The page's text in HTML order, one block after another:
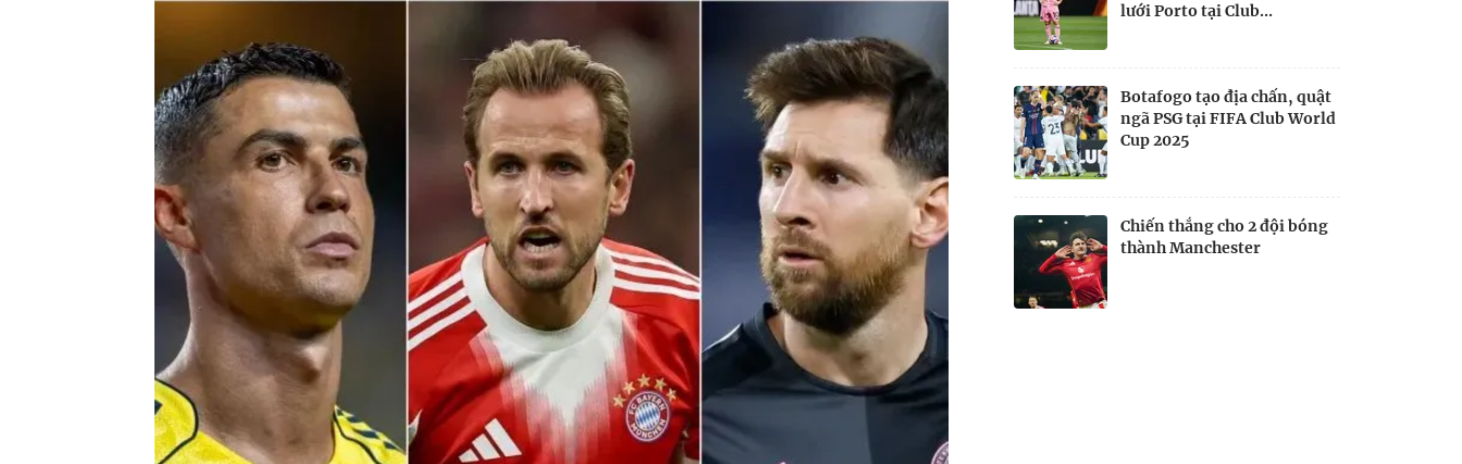
lưới Porto tại Club...
Botafogo tạo địa chấn, quật
ngã PSG tại FIFA Club World
Cup 2025
Chiến thắng cho 2 đội bóng
thành Manchester